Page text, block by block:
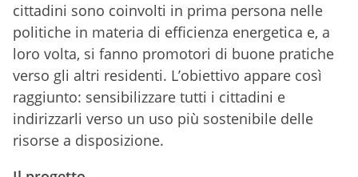
cittadini sono coinvolti in prima persona nelle
politiche in materia di efficienza energetica e, a
loro volta, si fanno promotori di buone pratiche
verso gli altri residenti. L’obiettivo appare così
raggiunto: sensibilizzare tutti i cittadini e
indirizzarli verso un uso più sostenibile delle
risorse a disposizione.